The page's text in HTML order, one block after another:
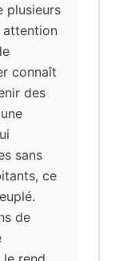
plusieurs
attention
connaît
des
sans
ce
de